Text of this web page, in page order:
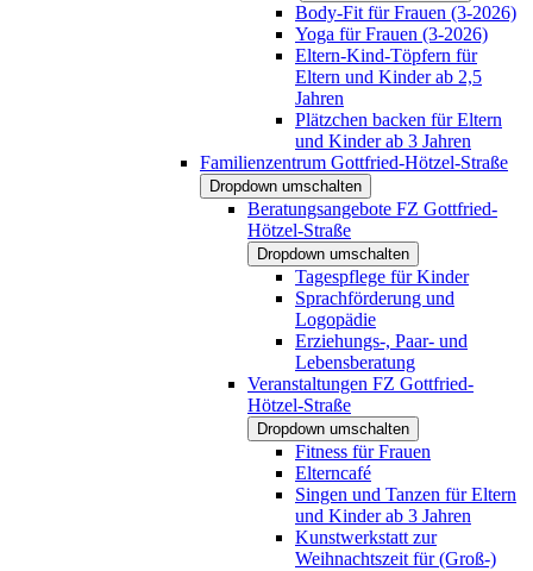
Body-Fit für Frauen (3-2026)
Yoga für Frauen (3-2026)
Eltern-Kind-Töpfern für
Eltern und Kinder ab 2,5
Jahren
Plätzchen backen für Eltern
und Kinder ab 3 Jahren
Familienzentrum Gottfried-Hötzel-Straße
Dropdown umschalten
Beratungsangebote FZ Gottfried-
Hötzel-Straße
Dropdown umschalten
Tagespflege für Kinder
Sprachförderung und
Logopädie
Erziehungs-, Paar- und
Lebensberatung
Veranstaltungen FZ Gottfried-
Hötzel-Straße
Dropdown umschalten
Fitness für Frauen
Elterncafé
Singen und Tanzen für Eltern
und Kinder ab 3 Jahren
Kunstwerkstatt zur
Weihnachtszeit für (Groß-)